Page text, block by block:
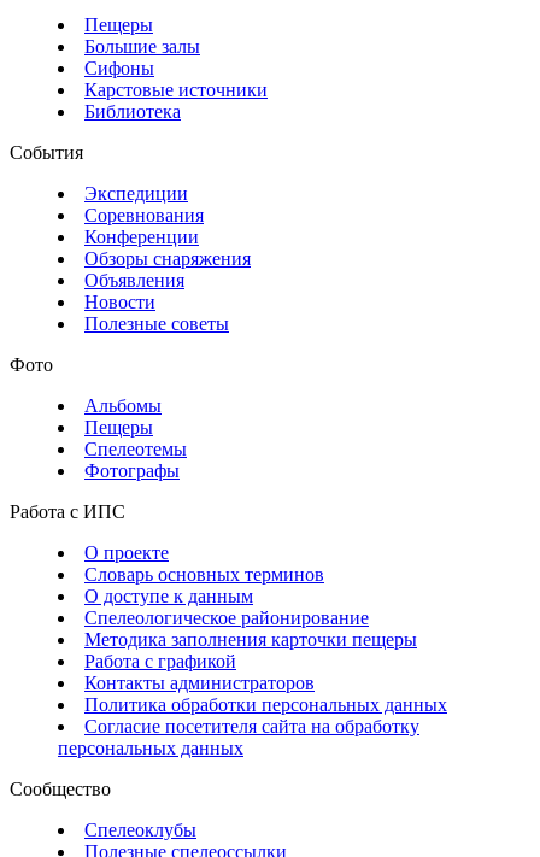
Пещеры
Большие залы
Сифоны
Карстовые источники
Библиотека
События
Экспедиции
Соревнования
Конференции
Обзоры снаряжения
Объявления
Новости
Полезные советы
Фото
Альбомы
Пещеры
Спелеотемы
Фотографы
Работа с ИПС
О проекте
Словарь основных терминов
О доступе к данным
Спелеологическое районирование
Методика заполнения карточки пещеры
Работа с графикой
Контакты администраторов
Политика обработки персональных данных
Согласие посетителя сайта на обработку
персональных данных
Сообщество
Спелеоклубы
Полезные спелеоссылки